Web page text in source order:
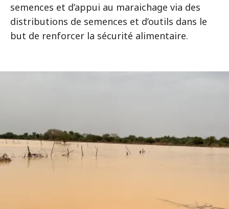
semences et d’appui au maraichage via des
distributions de semences et d’outils dans le
but de renforcer la sécurité alimentaire.